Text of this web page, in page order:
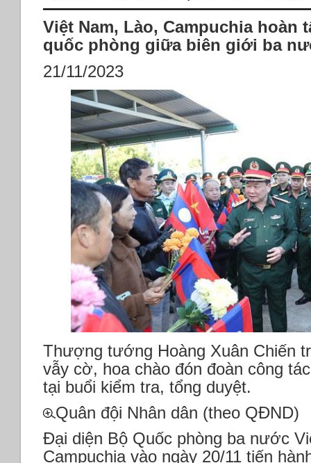
Việt Nam, Lào, Campuchia hoàn
quốc phòng giữa biên giới ba
21/11/2023
Thượng tướng Hoàng Xuân Chiến
vẫy cờ, hoa chào đón đoàn công
tại buổi kiểm tra, tổng duyệt.
Quân đội Nhân dân (theo QĐND)
Đại diện Bộ Quốc phòng ba nước
Campuchia vào ngày 20/11 tiến